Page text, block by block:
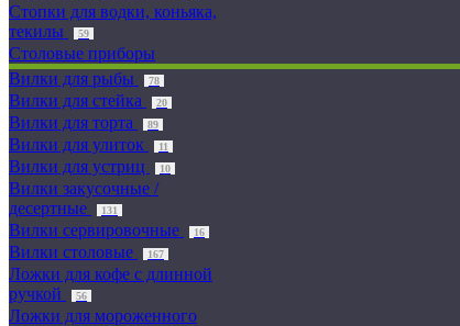
Стопки для водки, коньяка,
текилы
59
Столовые приборы
Вилки для рыбы
78
Вилки для стейка 20
Вилки для торта 89
Вилки для улиток 11
Вилки для устриц 10
Вилки закусочные /
десертные
131
Вилки сервировочные 16
Вилки столовые 167
Ложки для кофе с длинной
ручкой
56
Ложки для мороженного